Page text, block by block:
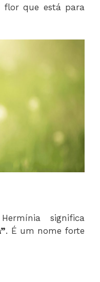
que está para
significa
. É um nome forte